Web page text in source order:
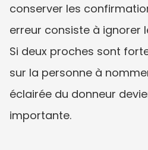
conserver les
erreur consiste à ignorer
Si deux proches sont
sur la personne à
éclairée du donneur
importante.